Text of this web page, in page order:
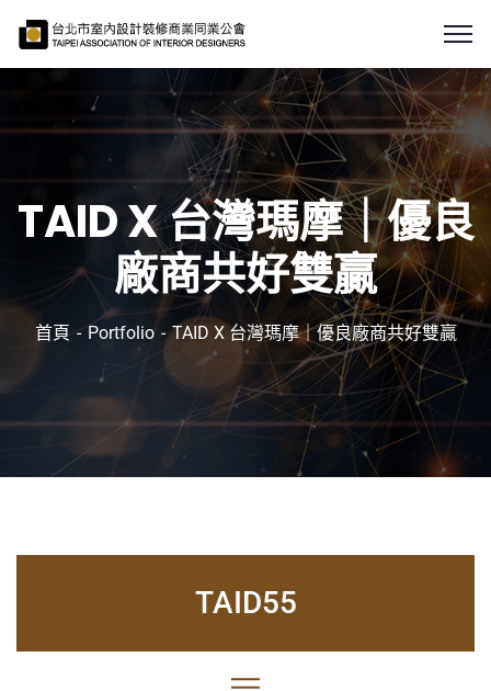
TAID X 台灣瑪摩｜優良
廠商共好雙贏
首頁 Portfolio TAID X 台灣瑪摩｜優良廠商共好雙贏
TAID55